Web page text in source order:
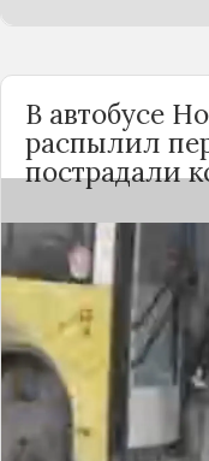
В автобусе
распылил
пострадали
Вечером 24
№18 в
применением
сообщили
«Инцидент
мужчина с
с кондуктором,
пассажирами. В
газовый